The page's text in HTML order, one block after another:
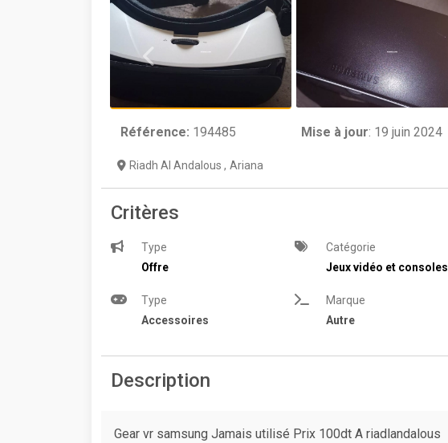
Référence: 194485 Mise à jour: 19 juin 2024
Riadh Al Andalous , Ariana
Critères
Type
Offre
Catégorie
Jeux vidéo et consoles
Type
Accessoires
Marque
Autre
Description
Gear vr samsung Jamais utilisé Prix 100dt A riadlandalous